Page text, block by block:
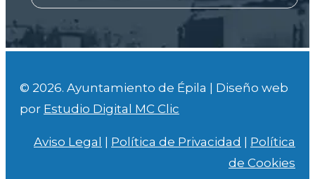
© 2026. Ayuntamiento de Épila | Diseño web
por Estudio Digital MC Clic
Aviso Legal | Política de Privacidad | Política
de Cookies